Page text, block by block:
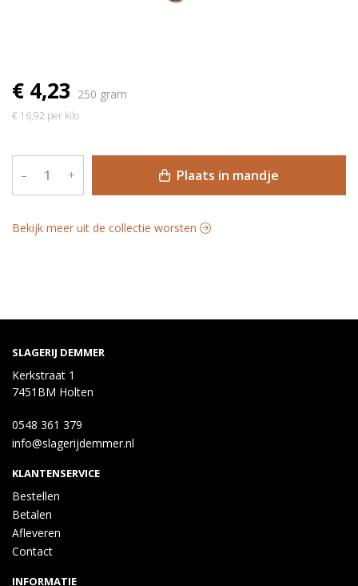
€ 4,23 250 gram
€ 16,92 per kilo
– + Plaats in mandje
Bekijk meer uit de collectie worsten
SLAGERIJ DEMMER
Kerkstraat 1
7451BM Holten
0548 361 379
info@slagerijdemmer.nl
KLANTENSERVICE
Bestellen
Betalen
Afleveren
Contact
INFORMATIE